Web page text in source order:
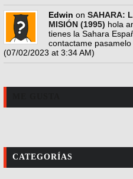
Edwin on SAHARA:
MISIÓN (1995) hola
tienes la Sahara
contactame pasamelo
(07/02/2023 at 3:34 AM)
CATEGORÍAS